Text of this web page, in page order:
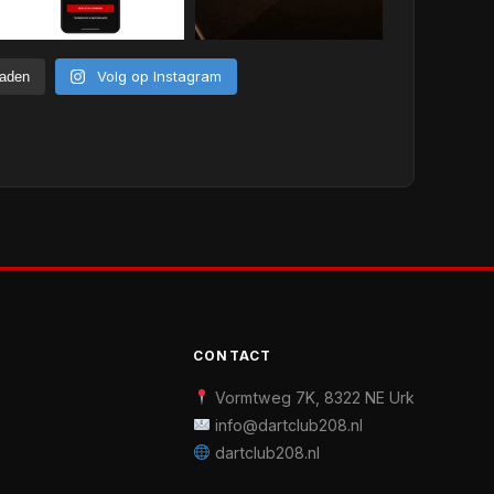
Volg op Instagram
CONTACT
Vormtweg 7K, 8322 NE Urk
info@dartclub208.nl
dartclub208.nl